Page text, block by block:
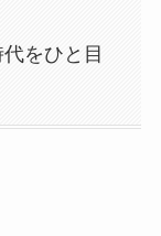
をひと目